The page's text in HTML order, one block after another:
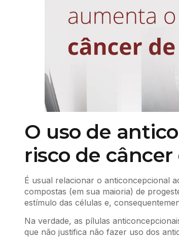
O uso de
risco de
É usual relacionar o anticoncepcional
compostas (em sua maioria) de
estímulo das células e,
Na verdade, as pílulas
que não justifica não fazer uso dos